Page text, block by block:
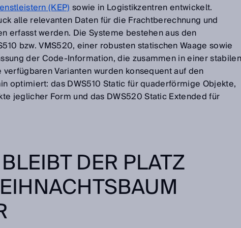
(KEP)sowie in Logistikzentren entwickelt.
alle relevanten Daten für die Frachtberechnung und
erfasst werden. Die Systeme bestehen aus den
bzw. VMS520, einer robusten statischen Waage sowie
der Code-Information, die zusammen in einer stabilen
Varianten wurden konsequent auf den
optimiert: das DWS510 Static für quaderförmige Objekte,
jeglicher Form und das DWS520 Static Extended für
DER PLATZ